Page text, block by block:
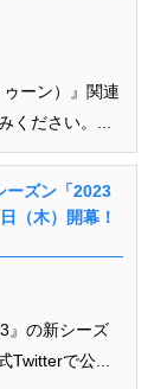
ーン）』関連
ください。...
ーズン「2023
（木）開幕！
』の新シーズ
Twitterで公...